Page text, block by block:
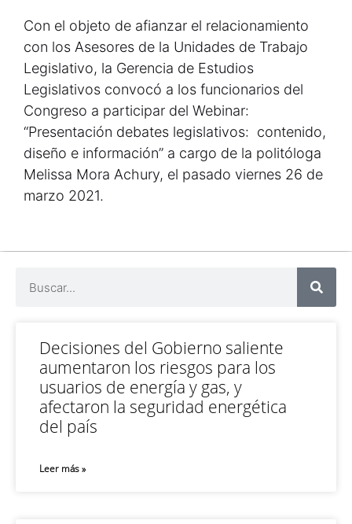
Con el objeto de afianzar el relacionamiento
con los Asesores de la Unidades de Trabajo
Legislativo, la Gerencia de Estudios
Legislativos convocó a los funcionarios del
Congreso a participar del Webinar:
“Presentación debates legislativos: contenido,
diseño e información” a cargo de la politóloga
Melissa Mora Achury, el pasado viernes 26 de
marzo 2021.
Decisiones del Gobierno saliente
aumentaron los riesgos para los
usuarios de energía y gas, y
afectaron la seguridad energética
del país
Leer más »